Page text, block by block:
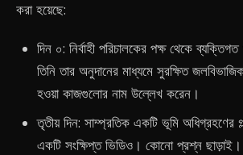
করা হয়েছে:
দিন ০: নির্বাহী পরিচালকের পক্ষ থেকে ব্যক্তিগত
তিনি তার অনুদানের মাধ্যমে সুরক্ষিত
হওয়া কাজগুলোর নাম উল্লেখ করেন।
তৃতীয় দিন: সাম্প্রতিক একটি ভূমি অধিগ্রহণের
একটি সংক্ষিপ্ত ভিডিও। কোনো প্রশ্ন ছাড়াই।